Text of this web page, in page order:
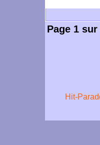
Page 1 sur